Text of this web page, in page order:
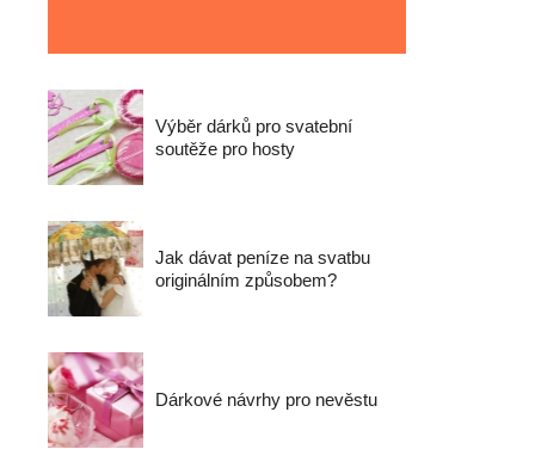
Výběr dárků pro svatební
soutěže pro hosty
Jak dávat peníze na svatbu
originálním způsobem?
Dárkové návrhy pro nevěstu